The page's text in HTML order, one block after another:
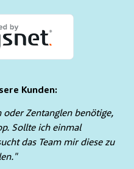
Kunden:
oder Zentanglen benötige,
Sollte ich einmal
das Team mir diese zu